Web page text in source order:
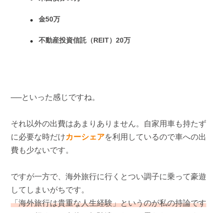
金50万
不動産投資信託（REIT）20万
──といった感じですね。
それ以外の出費はあまりありません。自家用車も持たず
に必要な時だけカーシェアを利用しているので車への出
費も少ないです。
ですが一方で、海外旅行に行くとつい調子に乗って豪遊
してしまいがちです。
「海外旅行は貴重な人生経験」というのが私の持論です